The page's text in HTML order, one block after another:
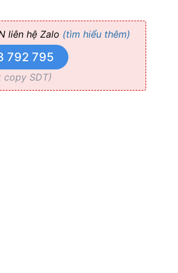
liên hệ Zalo (tìm hiểu thêm)
792 795
copy SDT)